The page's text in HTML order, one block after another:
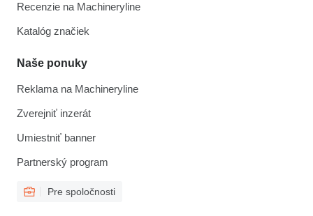
Recenzie na Machineryline
Katalóg značiek
Naše ponuky
Reklama na Machineryline
Zverejniť inzerát
Umiestniť banner
Partnerský program
Pre spoločnosti